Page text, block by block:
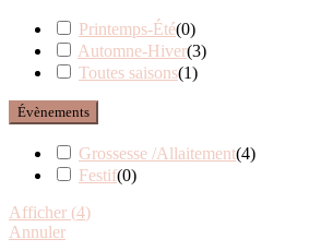
Printemps-Été(0)
Automne-Hiver(3)
Toutes saisons(1)
Évènements
Grossesse /Allaitement(4)
Festif(0)
Afficher (4)
Annuler